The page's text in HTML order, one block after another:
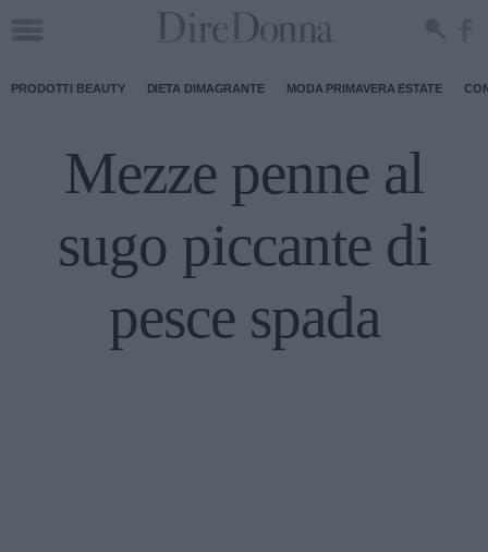
PRODOTTI BEAUTY DIETA DIMAGRANTE MODA PRIMAVERA ESTATE
Mezze penne al
sugo piccante di
pesce spada